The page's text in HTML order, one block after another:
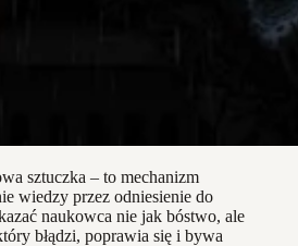
sztuczka – to mechanizm
wiedzy przez odniesienie do
naukowca nie jak bóstwo, ale
błądzi, poprawia się i bywa